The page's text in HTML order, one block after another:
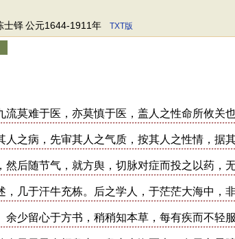
士铎 公元1644-1911年 TXT版